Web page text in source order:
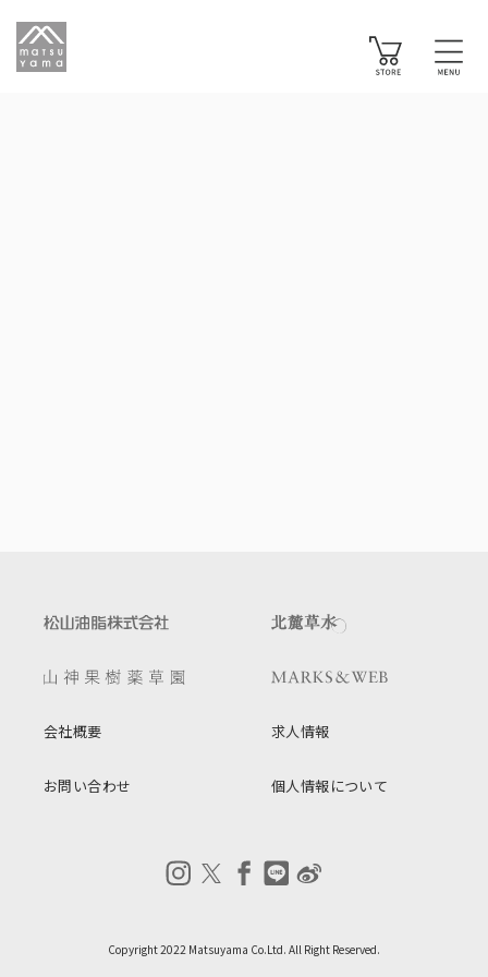
会社概要 求人情報
お問い合わせ 個人情報について
Copyright 2022 Matsuyama Co.Ltd. All Right Reserved.